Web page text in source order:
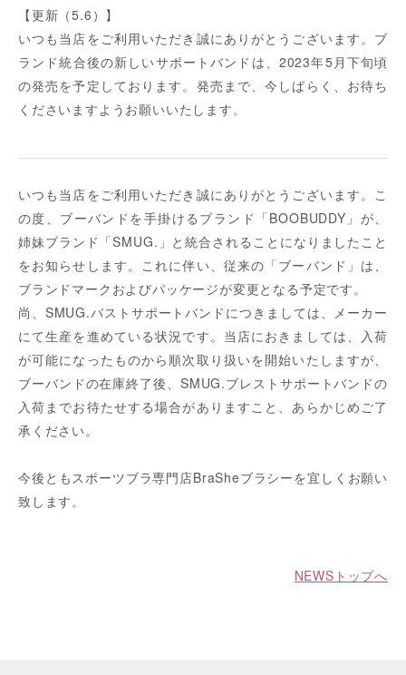
【更新（5.6）】
いつも当店をご利用いただき誠にありがとうございます。ブ
ランド統合後の新しいサポートバンドは、2023年5月下旬頃
の発売を予定しております。発売まで、今しばらく、お待ち
くださいますようお願いいたします。
いつも当店をご利用いただき誠にありがとうございます。こ
の度、ブーバンドを手掛けるブランド「BOOBUDDY」が、
姉妹ブランド「SMUG.」と統合されることになりましたこと
をお知らせします。これに伴い、従来の「ブーバンド」は、
ブランドマークおよびパッケージが変更となる予定です。
尚、SMUG.バストサポートバンドにつきましては、メーカー
にて生産を進めている状況です。当店におきましては、入荷
が可能になったものから順次取り扱いを開始いたしますが、
ブーバンドの在庫終了後、SMUG.ブレストサポートバンドの
入荷までお待たせする場合がありますこと、あらかじめご了
承ください。
今後ともスポーツブラ専門店BraSheブラシーを宜しくお願い
致します。
NEWSトップへ